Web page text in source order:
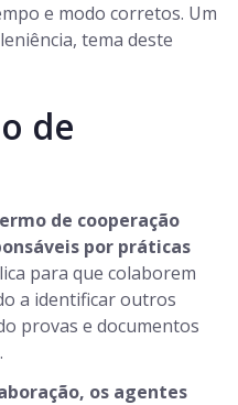
e modo corretos. Um
tema deste
de
de cooperação
por práticas
para que colaborem
a identificar outros
provas e documentos
os agentes